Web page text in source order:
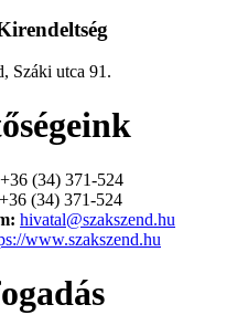
Száki utca 91.
+36 (34) 371-524
+36 (34) 371-524
hivatal@szakszend.hu
www.szakszend.hu